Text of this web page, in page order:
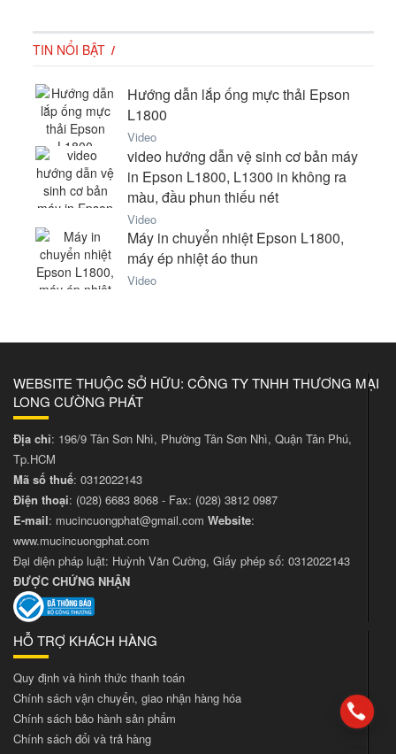
TIN NỔI BẬT
Hướng dẫn lắp ống mực thải Epson
L1800
Video
video hướng dẫn vệ sinh cơ bản máy
in Epson L1800, L1300 in không ra
màu, đầu phun thiếu nét
Video
Máy in chuyển nhiệt Epson L1800,
máy ép nhiệt áo thun
Video
WEBSITE THUỘC SỞ HỮU: CÔNG TY TNHH THƯƠNG MẠI
LONG CƯỜNG PHÁT
Địa chỉ: 196/9 Tân Sơn Nhì, Phường Tân Sơn Nhì, Quận Tân Phú,
Tp.HCM
Mã số thuế: 0312022143
Điện thoại: (028) 6683 8068 - Fax: (028) 3812 0987
E-mail: mucincuongphat@gmail.com Website:
www.mucincuongphat.com
Đại diện pháp luật: Huỳnh Văn Cường, Giấy phép số: 0312022143
ĐƯỢC CHỨNG NHẬN
HỖ TRỢ KHÁCH HÀNG
Quy định và hình thức thanh toán
Chính sách vận chuyển, giao nhận hàng hóa
Chính sách bảo hành sản phẩm
Chính sách đổi và trả hàng